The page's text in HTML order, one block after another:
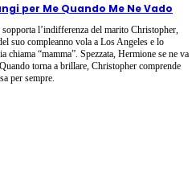
per Me Quando Me Ne Vado
l’indifferenza del marito Christopher,
suo compleanno vola a Los Angeles e lo
chiama “mamma”. Spezzata, Hermione se ne va
torna a brillare, Christopher comprende
per sempre.